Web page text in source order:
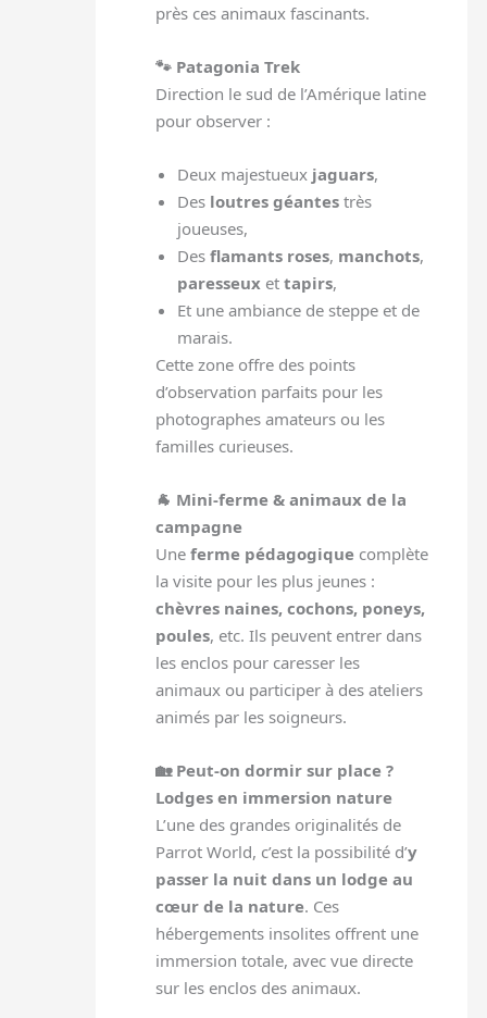
près ces animaux fascinants.
🐾 Patagonia Trek
Direction le sud de l’Amérique latine
pour observer :
Deux majestueux jaguars,
Des loutres géantes très
joueuses,
Desflamants roses, manchots,
paresseux ettapirs,
Et une ambiance de steppe et de
marais.
Cette zone offre des points
d’observation parfaits pour les
photographes amateurs ou les
familles curieuses.
🐐 Mini-ferme & animaux de la
campagne
Uneferme pédagogique complète
la visite pour les plus jeunes :
chèvres naines, cochons, poneys,
poules, etc. Ils peuvent entrer dans
les enclos pour caresser les
animaux ou participer à des ateliers
animés par les soigneurs.
🏡 Peut-on dormir sur place ?
Lodges en immersion nature
L’une des grandes originalités de
Parrot World, c’est la possibilité d’y
passer la nuit dans un lodge au
cœur de la nature. Ces
hébergements insolites offrent une
immersion totale, avec vue directe
sur les enclos des animaux.